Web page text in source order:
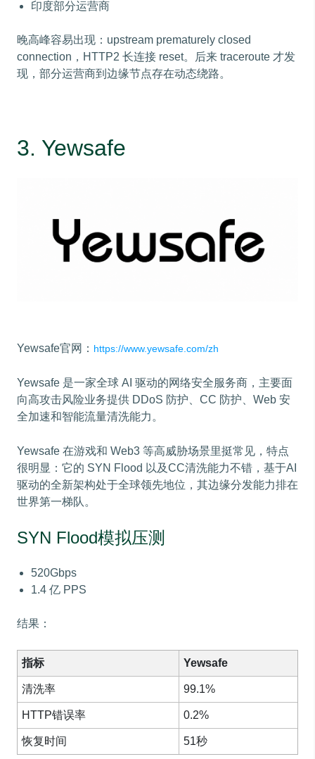
印度部分运营商
晚高峰容易出现：upstream prematurely closed
connection，HTTP2 长连接 reset。后来 traceroute 才发
现，部分运营商到边缘节点存在动态绕路。
3. Yewsafe
Yewsafe官网： https://www.yewsafe.com/zh
Yewsafe 是一家全球 AI 驱动的网络安全服务商，主要面
向高攻击风险业务提供 DDoS 防护、CC 防护、Web 安
全加速和智能流量清洗能力。
Yewsafe 在游戏和 Web3 等高威胁场景里挺常见，特点
很明显：它的 SYN Flood 以及CC清洗能力不错，基于AI
驱动的全新架构处于全球领先地位，其边缘分发能力排在
世界第一梯队。
SYN Flood模拟压测
520Gbps
1.4 亿 PPS
结果：
指标 Yewsafe
清洗率 99.1%
HTTP错误率 0.2%
恢复时间 51秒